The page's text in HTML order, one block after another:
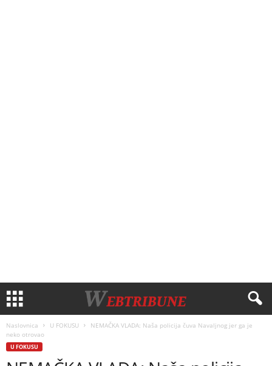
Naslovnica U FOKUSU
NEMAČKA VLADA: Naša policija čuva Navaljnog jer ga je
neko otrovao
U FOKUSU